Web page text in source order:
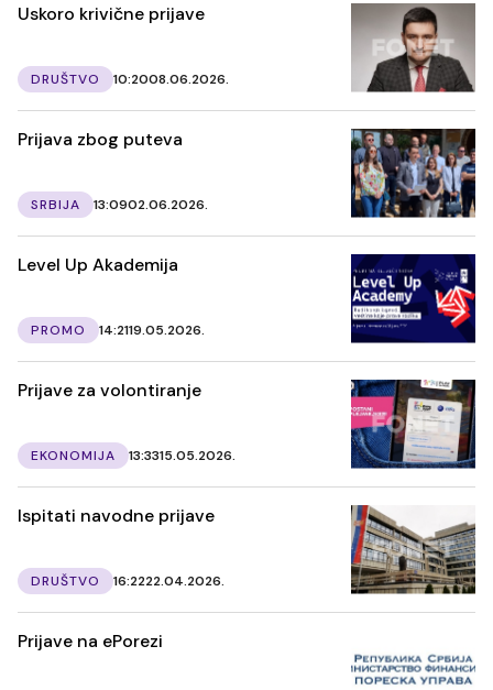
Uskoro krivične prijave
DRUŠTVO 10:2008.06.2026.
Prijava zbog puteva
SRBIJA 13:0902.06.2026.
Level Up Akademija
PROMO 14:2119.05.2026.
Prijave za volontiranje
EKONOMIJA 13:3315.05.2026.
Ispitati navodne prijave
DRUŠTVO 16:2222.04.2026.
Prijave na ePorezi